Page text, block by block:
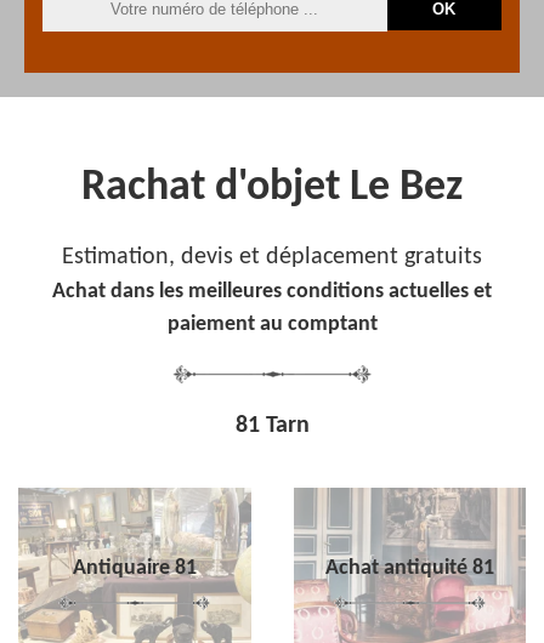
Rachat d'objet Le Bez
Estimation, devis et déplacement gratuits
Achat dans les meilleures conditions actuelles et
paiement au comptant
81 Tarn
Antiquaire 81 Achat antiquité 81